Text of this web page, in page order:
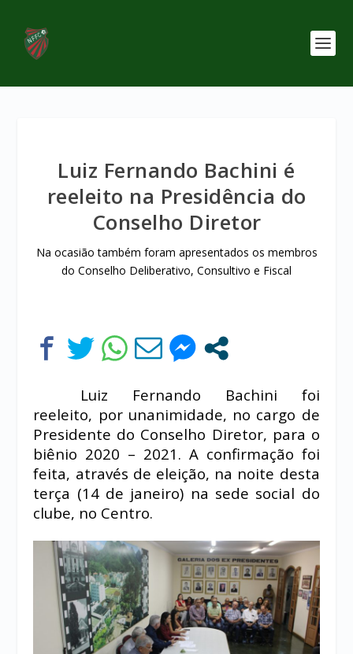
Luiz Fernando Bachini é
reeleito na Presidência do
Conselho Diretor
Na ocasião também foram apresentados os membros
do Conselho Deliberativo, Consultivo e Fiscal
Luiz Fernando Bachini foi
reeleito, por unanimidade, no cargo de
Presidente do Conselho Diretor, para o
biênio 2020 – 2021. A confirmação foi
feita, através de eleição, na noite desta
terça (14 de janeiro) na sede social do
clube, no Centro.